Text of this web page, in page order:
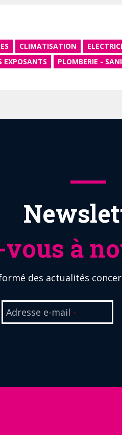
CLIMATISATION
EXPOSANTS PLOMBERIE -
à
des actualités
Adresse e-mail *